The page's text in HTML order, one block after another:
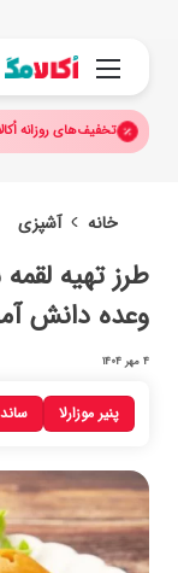
منو
تخفیف‌های روزانه
خانه آشپزی
پنیر موزارلا
طرز تهیه
وعده دانش
4 مهر 1404